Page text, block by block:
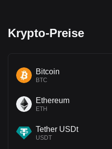
Krypto-Preise
Bitcoin
BTC
Ethereum
ETH
Tether USDt
USDT